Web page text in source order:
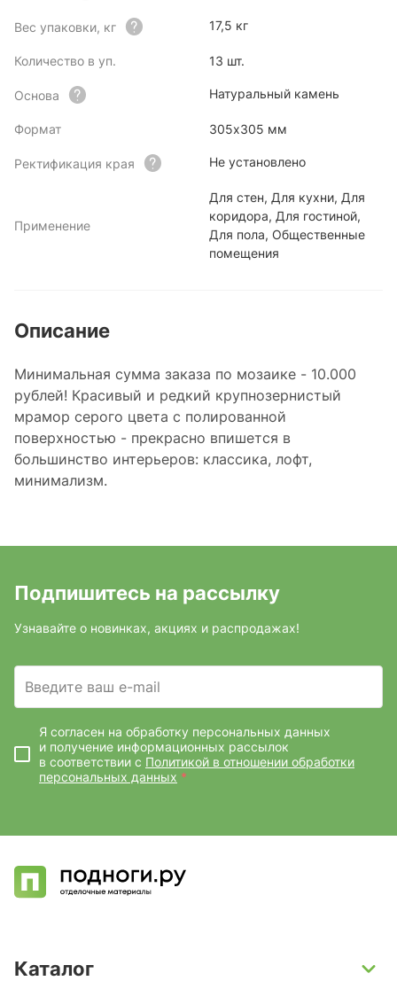
Вес упаковки, кг 17,5 кг
Количество в уп. 13 шт.
Основа Натуральный камень
Формат 305х305 мм
Ректификация края Не установлено
Применение
Для стен, Для кухни, Для
коридора, Для гостиной,
Для пола, Общественные
помещения
Описание
Минимальная сумма заказа по мозаике - 10.000
рублей! Красивый и редкий крупнозернистый
мрамор серого цвета с полированной
поверхностью - прекрасно впишется в
большинство интерьеров: классика, лофт,
минимализм.
Подпишитесь на рассылку
Узнавайте о новинках, акциях и распродажах!
Введите ваш e-mail
Я согласен на обработку персональных данных
и получение информационных рассылок
в соответствии с Политикой в отношении обработки
персональных данных *
Каталог